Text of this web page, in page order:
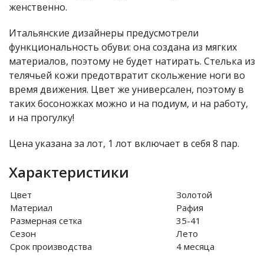
женственно.
Итальянские дизайнеры предусмотрели
функциональность обуви: она создана из мягких
материалов, поэтому не будет натирать. Стелька из
телячьей кожи предотвратит скольжение ноги во
время движения. Цвет же универсален, поэтому в
таких босоножках можно и на подиум, и на работу,
и на прогулку!
Цена указана за лот, 1 лот включает в себя 8 пар.
Характеристики
Цвет
Золотой
Материал
Рафия
Размерная сетка
35-41
Сезон
Лето
Срок производства
4 месяца